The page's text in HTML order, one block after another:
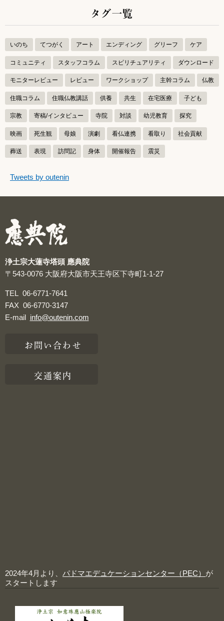
タグ一覧
いのち てつがく アート エンディング グリーフ ケア
コミュニティ スタッフコラム スピリチュアリティ ダウンロード
モニターレビュー レビュー ワークショップ 主幹コラム 仏教
住職コラム 住職仏教講話 供養 共生 在宅医療 子ども
宗教 寄稿/インタビュー 寺院 対談 幼児教育 探究
映画 死生観 母娘 演劇 看仏連携 看取り 社会貢献
葬送 表現 訪問記 身体 開催報告 震災
つぶやき
つぶやきをスキップする
Tweets by outenin
浄土宗大蓮寺塔頭 應典院
〒543-0076 大阪府大阪市天王寺区下寺町1-1-27
TEL 06-6771-7641
FAX 06-6770-3147
E-mail info@outenin.com
お問い合わせ
交通案内
2024年4月より、 パドマエデュケーションセンター（PEC） が
スタートします